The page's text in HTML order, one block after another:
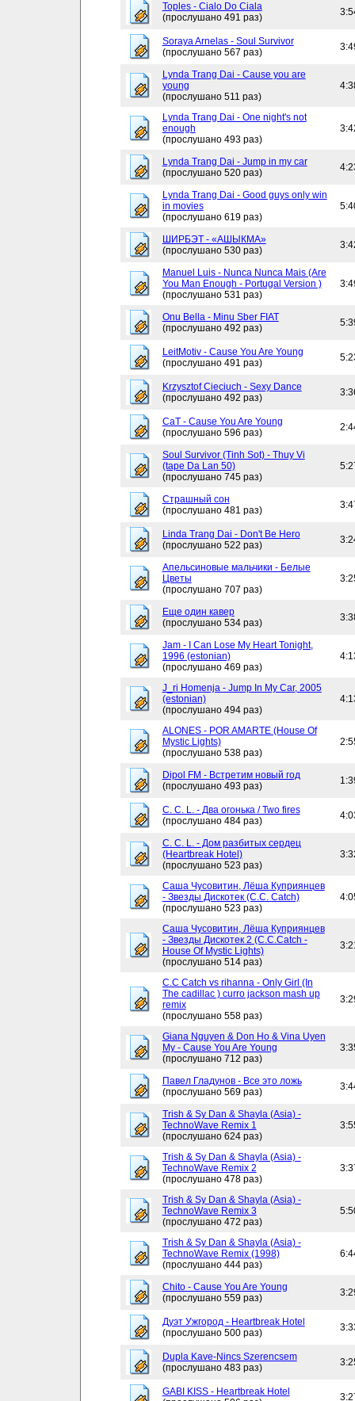
Toples - Cialo Do Ciala
(прослушано 491 раз)
Soraya Arnelas - Soul Survivor
(прослушано 567 раз)
Lynda Trang Dai - Cause you are
young
(прослушано 511 раз)
Lynda Trang Dai - One night's not
enough
(прослушано 493 раз)
Lynda Trang Dai - Jump in my car
(прослушано 520 раз)
Lynda Trang Dai - Good guys only win
in movies
(прослушано 619 раз)
ШИРБЭТ - «АШЫКМА»
(прослушано 530 раз)
Manuel Luis - Nunca Nunca Mais (Are
You Man Enough - Portugal Version )
(прослушано 531 раз)
Onu Bella - Minu Sber FIAT
(прослушано 492 раз)
LeitMotiv - Cause You Are Young
(прослушано 491 раз)
Krzysztof Cieciuch - Sexy Dance
(прослушано 492 раз)
CaT - Cause You Are Young
(прослушано 596 раз)
Soul Survivor (Tinh Sot) - Thuy Vi
(tape Da Lan 50)
(прослушано 745 раз)
Страшный сон
(прослушано 481 раз)
Linda Trang Dai - Don't Be Hero
(прослушано 522 раз)
Апельсиновые мальчики - Белые
Цветы
(прослушано 707 раз)
Еще один кавер
(прослушано 534 раз)
Jam - I Can Lose My Heart Tonight,
1996 (estonian)
(прослушано 469 раз)
J_ri Homenja - Jump In My Car, 2005
(estonian)
(прослушано 494 раз)
ALONES - POR AMARTE (House Of
Mystic Lights)
(прослушано 538 раз)
Dipol FM - Встретим новый год
(прослушано 493 раз)
C. C. L. - Два огонька / Two fires
(прослушано 484 раз)
C. C. L. - Дом разбитых сердец
(Heartbreak Hotel)
(прослушано 523 раз)
Саша Чусовитин, Лёша Куприянцев
- Звезды Дискотек (C.C. Catch)
(прослушано 523 раз)
Саша Чусовитин, Лёша Куприянцев
- Звезды Дискотек 2 (C.C.Catch -
House Of Mystic Lights)
(прослушано 514 раз)
C.C Catch vs rihanna - Only Girl (In
The cadillac ) curro jackson mash up
remix
(прослушано 558 раз)
Giana Nguyen & Don Ho & Vina Uyen
My - Cause You Are Young
(прослушано 712 раз)
Павел Гладунов - Все это ложь
(прослушано 569 раз)
Trish & Sy Dan & Shayla (Asia) -
TechnoWave Remix 1
(прослушано 624 раз)
Trish & Sy Dan & Shayla (Asia) -
TechnoWave Remix 2
(прослушано 478 раз)
Trish & Sy Dan & Shayla (Asia) -
TechnoWave Remix 3
(прослушано 472 раз)
Trish & Sy Dan & Shayla (Asia) -
TechnoWave Remix (1998)
(прослушано 444 раз)
Chito - Cause You Are Young
(прослушано 559 раз)
Дуэт Ужгород - Heartbreak Hotel
(прослушано 500 раз)
Dupla Kave-Nincs Szerencsem
(прослушано 483 раз)
GABI KISS - Heartbreak Hotel